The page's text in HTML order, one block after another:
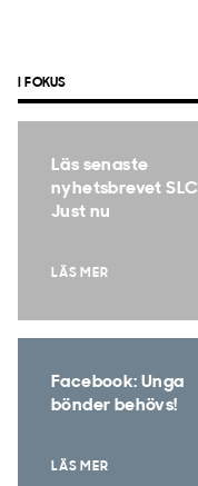
I FOKUS
Läs senaste
nyhetsbrevet SLC
Just nu
LÄS MER
Facebook: Unga
bönder behövs!
LÄS MER